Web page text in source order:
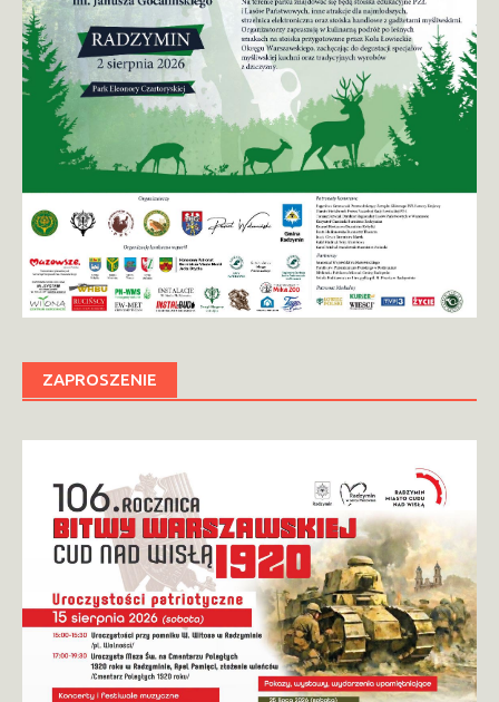
ZAPROSZENIE